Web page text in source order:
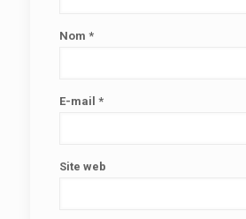
Nom *
E-mail *
Site web